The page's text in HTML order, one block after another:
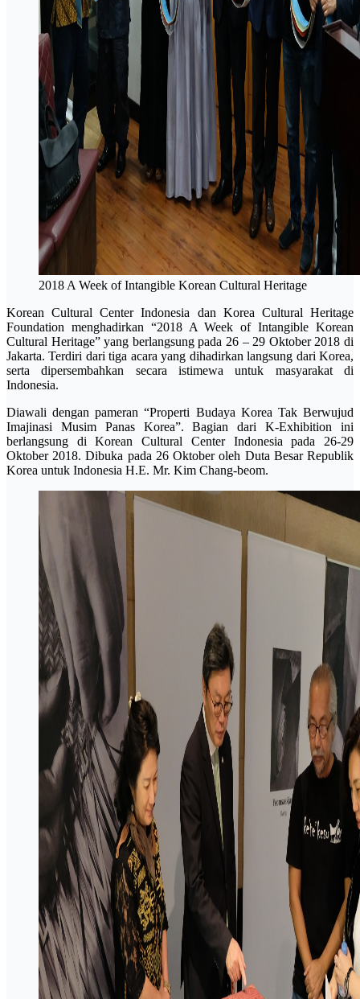
2018 A Week of Intangible Korean Cultural Heritage
Korean Cultural Center Indonesia dan Korea Cultural Heritage
Foundation menghadirkan “2018 A Week of Intangible Korean
Cultural Heritage” yang berlangsung pada 26 – 29 Oktober 2018 di
Jakarta. Terdiri dari tiga acara yang dihadirkan langsung dari Korea,
serta dipersembahkan secara istimewa untuk masyarakat di
Indonesia.
Diawali dengan pameran “Properti Budaya Korea Tak Berwujud
Imajinasi Musim Panas Korea”. Bagian dari K-Exhibition ini
berlangsung di Korean Cultural Center Indonesia pada 26-29
Oktober 2018. Dibuka pada 26 Oktober oleh Duta Besar Republik
Korea untuk Indonesia H.E. Mr. Kim Chang-beom.